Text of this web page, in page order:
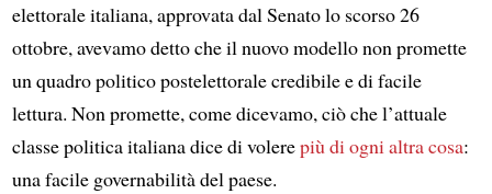
elettorale italiana, approvata dal Senato lo scorso 26
ottobre, avevamo detto che il nuovo modello non promette
un quadro politico postelettorale credibile e di facile
lettura. Non promette, come dicevamo, ciò che l’attuale
classe politica italiana dice di volerepiù di ogni altra cosa:
una facile governabilità del paese.